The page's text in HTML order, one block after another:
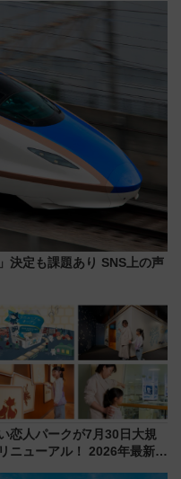
へ！
決定も課題あり SNS上の声
恋人パークが7月30日大規
ニューアル！ 2026年最新の